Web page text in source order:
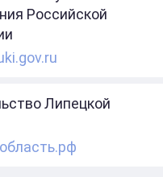
Российской
Липецкой